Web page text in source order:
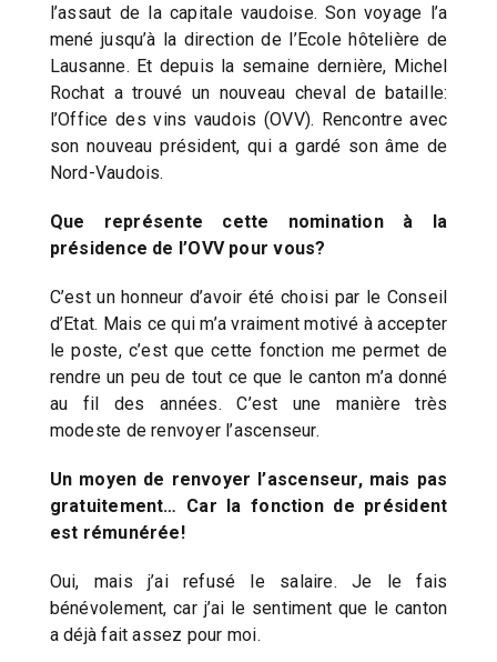
l’assaut de la capitale vaudoise. Son voyage l’a
mené jusqu’à la direction de l’Ecole hôtelière de
Lausanne. Et depuis la semaine dernière, Michel
Rochat a trouvé un nouveau cheval de bataille:
l’Office des vins vaudois (OVV). Rencontre avec
son nouveau président, qui a gardé son âme de
Nord-Vaudois.
Que représente cette nomination à la
présidence de l’OVV pour vous?
C’est un honneur d’avoir été choisi par le Conseil
d’Etat. Mais ce qui m’a vraiment motivé à accepter
le poste, c’est que cette fonction me permet de
rendre un peu de tout ce que le canton m’a donné
au fil des années. C’est une manière très
modeste de renvoyer l’ascenseur.
Un moyen de renvoyer l’ascenseur, mais pas
gratuitement… Car la fonction de président
est rémunérée!
Oui, mais j’ai refusé le salaire. Je le fais
bénévolement, car j’ai le sentiment que le canton
a déjà fait assez pour moi.